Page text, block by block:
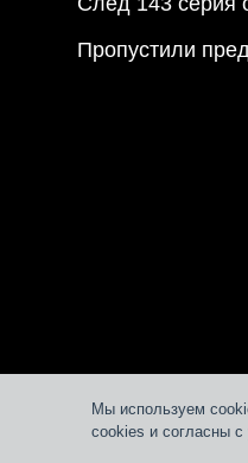
Мы используем
cookies и согласны
Пропустили